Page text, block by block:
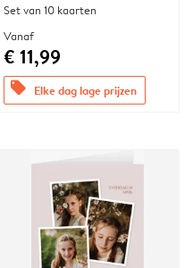
Set van 10 kaarten
Vanaf
€ 11,99
offers Elke dag lage prijzen